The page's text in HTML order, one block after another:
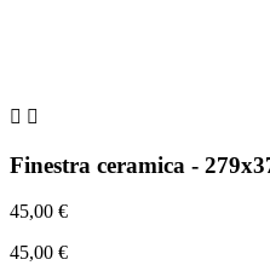
 
Finestra ceramica -
45,00 €
45,00 €